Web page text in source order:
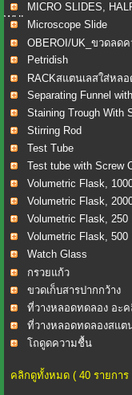
MICRO SLIDES,
WHI...Microscope Slide
OBEROI/UK_ขวดลดค
ดัน...
Petridish
RACKสแตนเลสใส่หลอ
เลือ...Separating Funnel
Staining Trough With
Stirring Rod
Test Tube
Test tube with Screw
Volumetric Flask,
Volumetric Flask,
Volumetric Flask, 250
Volumetric Flask, 500
Watch Glass
กรวยแก้ว
ขวดเก็บสารปากกว้าง
ที่วางหลอดทดลอง อะ
ที่วางหลอดทดลองสแต
เลส...โถดูดความชื้น
คลิกดูทั้งหมด ( 40 รายการ